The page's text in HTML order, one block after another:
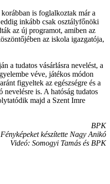
is foglalkoztak már a
inkább csak osztályfőnöki
az új programot, amiben az
az iskola igazgatója,
a tudatos vásárlásra nevelést, a
véve, játékos módon
figyeltek az egészségre és a
nevelésre is. A hatóság tudatos
majd a Szent Imre
BPK
Fényképeket készítette Nagy Anikó
Videó: Somogyi Tamás és BPK